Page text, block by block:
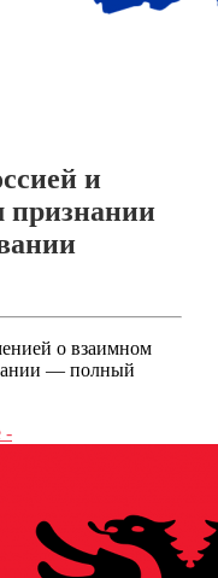
и
признании
о взаимном
— полный
-